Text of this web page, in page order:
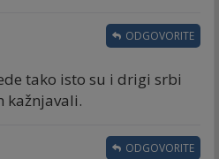
tako isto su i drigi srbi
kažnjavali.
ODGOVORITE
ODGOVORITE